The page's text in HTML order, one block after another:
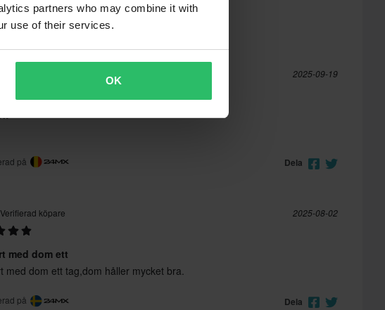
partners who may combine it with
use of their services.
OK
2025-09-19
på Dela
Verifierad köpare 2025-08-02
med dom ett
med dom ett tag,dom håller mycket bra.
på Dela